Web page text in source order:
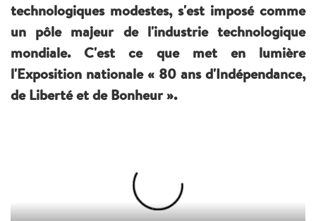
technologiques modestes, s'est imposé comme
un pôle majeur de l'industrie technologique
mondiale. C'est ce que met en lumière
l'Exposition nationale « 80 ans d'Indépendance,
de Liberté et de Bonheur ».